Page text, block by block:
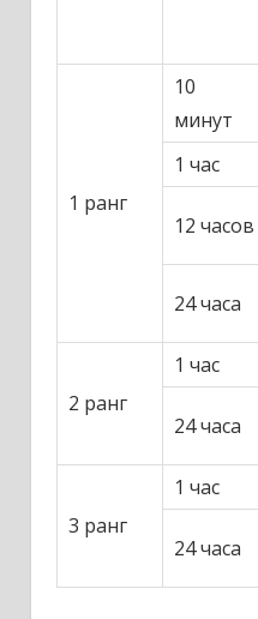
1 ранг
10
минут
1 час
12 часов
24 часа
2 ранг
1 час
24 часа
3 ранг
1 час
24 часа